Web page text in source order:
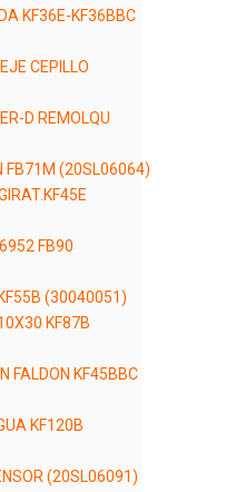
KF36E-KF36BBC
CEPILLO
D REMOLQU
FB71M (20SL06064)
FB90
(30040051)
KF87B
FALDON KF45BBC
KF120B
(20SL06091)